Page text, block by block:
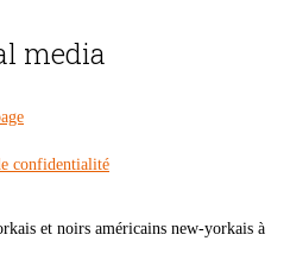
media
confidentialité
et noirs américains new-yorkais à